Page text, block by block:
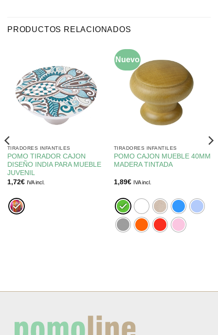
PRODUCTOS RELACIONADOS
TIRADORES INFANTILES
POMO TIRADOR CAJON
DISEÑO INDIA PARA MUEBLE
JUVENIL
1,72€ IVA incl.
Nuevo
TIRADORES INFANTILES
POMO CAJON MUEBLE 40MM
MADERA TINTADA
1,89€ IVA incl.